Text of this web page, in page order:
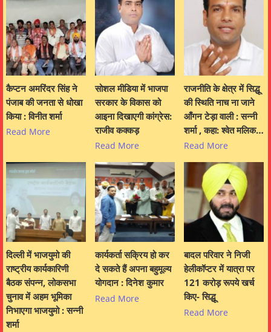
कैप्टन अमरिंदर सिंह ने
पंजाब की जनता से धोखा
किया : विनीत शर्मा
Read More
सोशल मीडिया में भाजपा
सरकार के विकास को
आइना दिखाएगी कांग्रेस:
राजीव कक्कड़
Read More
राजनीति के क्षेत्र में सिद्धू
की स्थिति नाच ना जाने
आँगन टेड़ा वाली : सन्नी
शर्मा , कहा: श्वेत मलिक…
Read More
दिल्ली में भाजयुमो की
राष्ट्रीय कार्यकारिणी
बैठक संपन्न, लोकसभा
चुनाव में अहम भूमिका
निभाएगा भाजयुमो : सन्नी
शर्मा
कार्यकर्ता सक्रिय हो कर
दे सकते हैं अपना बहुमूल्य
योगदान : दिनेश कुमार
Read More
बादल परिवार ने निजी
हेलीकॉप्टर में यात्रा पर
121 करोड़ रूपये खर्च
किए- सिद्धू
Read More